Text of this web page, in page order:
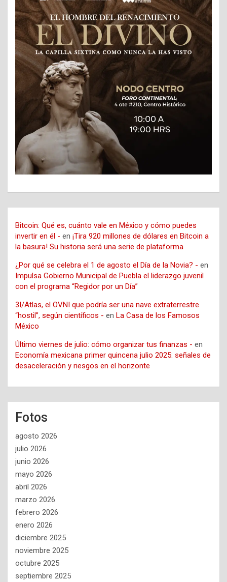
Bitcoin: Qué es, cuánto vale en México y cómo puedes
invertir en él - en ¡Tira 920 millones de dólares en Bitcoin a
la basura! Su historia será una serie de plataforma
¿Por qué se celebra el 1 de agosto el Día de la Novia? - en
Impulsa Gobierno Municipal de Puebla el liderazgo juvenil
con el programa “Regidor por un Día”
3I/Atlas, el OVNI que podría ser una nave extraterrestre
“hostil”, según científicos - en La Casa de los Famosos
México
Último viernes de julio: cómo organizar tus finanzas - en
Economía mexicana primer quincena julio 2025: señales de
desaceleración y riesgos en el horizonte
Fotos
agosto 2026
julio 2026
junio 2026
mayo 2026
abril 2026
marzo 2026
febrero 2026
enero 2026
diciembre 2025
noviembre 2025
octubre 2025
septiembre 2025